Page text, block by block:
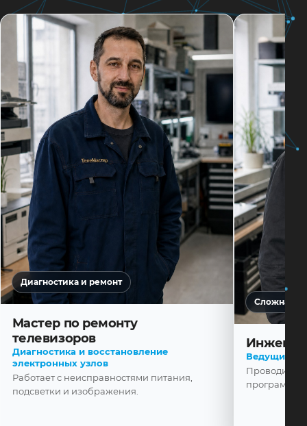
Диагностика и ремонт
Мастер по ремонту
телевизоров
Диагностика и восстановление
электронных узлов
Работает с неисправностями питания,
подсветки и изображения.
Сложная
Ведущий
Проводит